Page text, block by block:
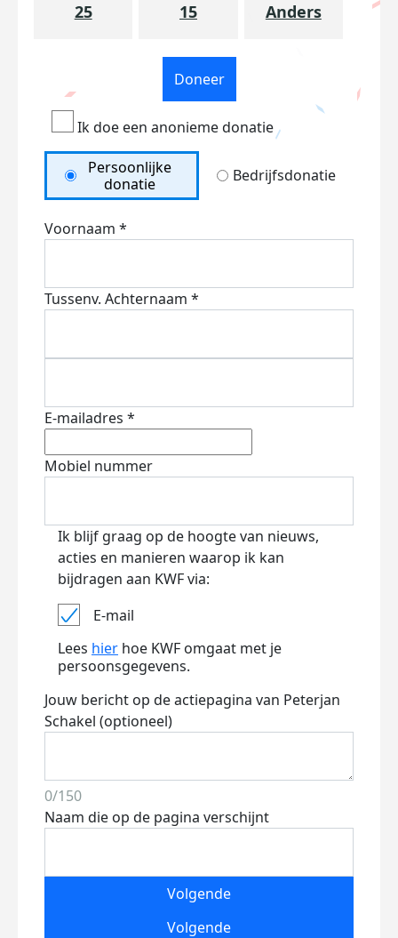
25 15 Anders
Doneer
Ik doe een anonieme donatie
Persoonlijke
donatie
Bedrijfsdonatie
Voornaam *
Tussenv. Achternaam *
E-mailadres *
Mobiel nummer
Ik blijf graag op de hoogte van nieuws,
acties en manieren waarop ik kan
bijdragen aan KWF via:
E-mail
Lees hier hoe KWF omgaat met je
persoonsgegevens.
Jouw bericht op de actiepagina van Peterjan
Schakel (optioneel)
0/150
Naam die op de pagina verschijnt
Volgende
Volgende